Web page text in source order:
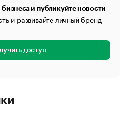
и публикуйте новости
и развивайте личный бренд
доступ